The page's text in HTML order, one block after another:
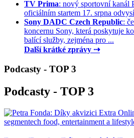
TV Prima: nový sportovní kanál
oficiálním startem 17. srpna
Sony DADC Czech Republic:
koncernu Sony, která poskytuje
balící služby, zejména pro ...
Další krátké zprávy ⇢
Podcasty - TOP 3
Podcasty - TOP 3